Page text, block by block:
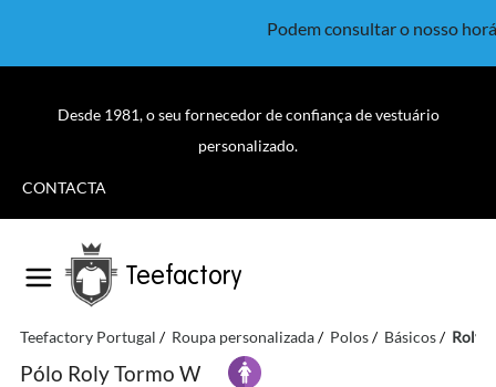
Podem consultar o nosso
Desde 1981, o seu fornecedor de confiança de vestuário
personalizado.
CONTACTA
Teefactory
Teefactory Portugal Roupa personalizada Polos Básicos Roly
Pólo Roly Tormo W